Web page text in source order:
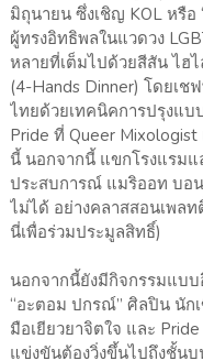
มิถุนายน ซึ่งเชิญ KOL หรือ
ผู้ทรงอิทธิพลในแวดวง
หลายที่เต็มไปด้วยสีสัน ไฮ
(4-Hands Dinner) โดยเช
ไทยด้วยเทคนิคการปรุงแบ
Pride ที่ Queer
นี้ นอกจากนี้ แขกโรงแรมแ
ประสบการณ์ แมริออท บอ
ไม่ได้ อย่างคลาสสอนเพล
นี่เพื่อร่วมประมูลสิทธิ์)
นอกจากนี้ยังมีกิจกรรมแบ
“อะตอม ปกรณ์” ศิลปิน นัก
มือเยียวยาจิตใจ และ
แข่งขันต้องวิ่งขึ้นไปถึงชั้น